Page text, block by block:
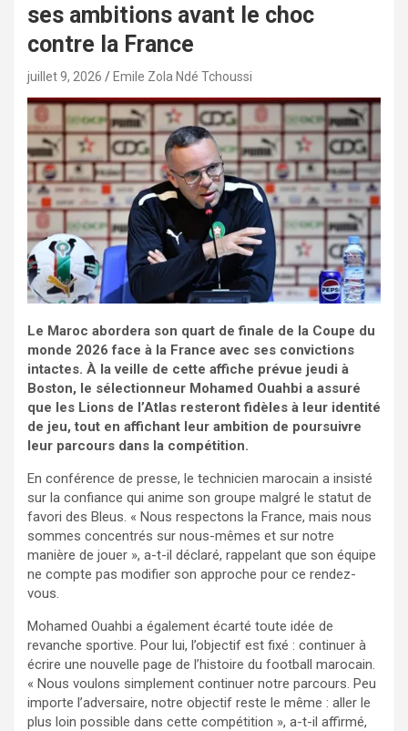
ses ambitions avant le choc
contre la France
juillet 9, 2026 Emile Zola Ndé Tchoussi
Le Maroc abordera son quart de finale de la Coupe du
monde 2026 face à la France avec ses convictions
intactes. À la veille de cette affiche prévue jeudi à
Boston, le sélectionneur Mohamed Ouahbi a assuré
que les Lions de l’Atlas resteront fidèles à leur identité
de jeu, tout en affichant leur ambition de poursuivre
leur parcours dans la compétition.
En conférence de presse, le technicien marocain a insisté
sur la confiance qui anime son groupe malgré le statut de
favori des Bleus. « Nous respectons la France, mais nous
sommes concentrés sur nous-mêmes et sur notre
manière de jouer », a-t-il déclaré, rappelant que son équipe
ne compte pas modifier son approche pour ce rendez-
vous.
Mohamed Ouahbi a également écarté toute idée de
revanche sportive. Pour lui, l’objectif est fixé : continuer à
écrire une nouvelle page de l’histoire du football marocain.
« Nous voulons simplement continuer notre parcours. Peu
importe l’adversaire, notre objectif reste le même : aller le
plus loin possible dans cette compétition », a-t-il affirmé,